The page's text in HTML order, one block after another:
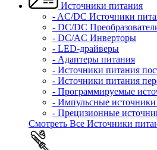
Источники питания
- AC/DC Источники
- DC/DC
- DC/AC Инверторы
- LED-драйверы
- Адаптеры питания
- Источники питания
- Источники питания
- Программируемые
- Импульсные
- Прецизионные
Смотреть Все Источники